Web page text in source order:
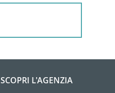
SCOPRI L'AGENZIA